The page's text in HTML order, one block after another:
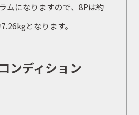
ムになりますので、8Pは約
となります。
ンディション